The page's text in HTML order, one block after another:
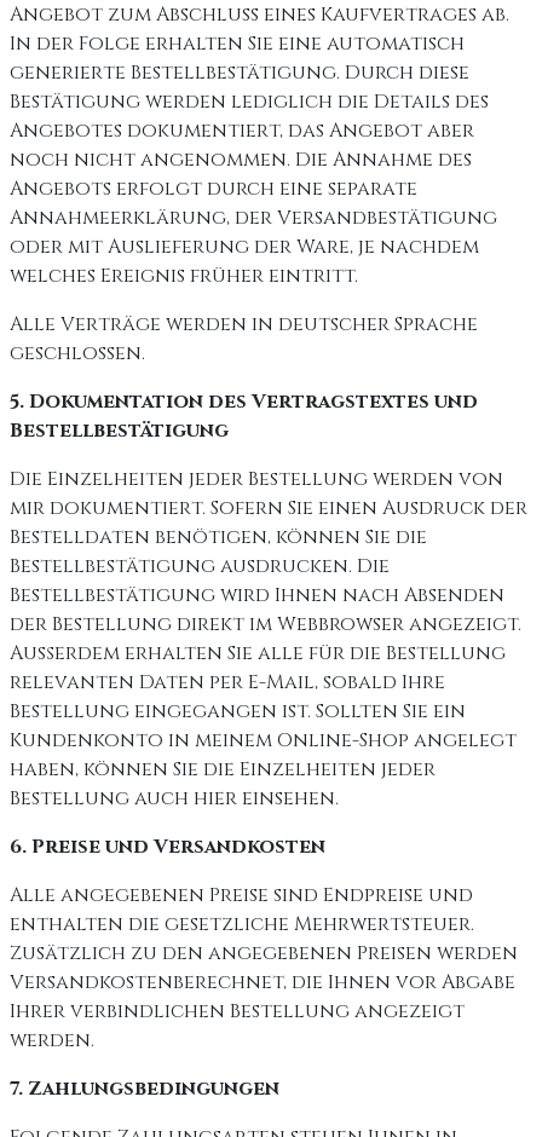
Angebot zum Abschluss eines Kaufvertrages ab.
In der Folge erhalten Sie eine automatisch
generierte Bestellbestätigung. Durch diese
Bestätigung werden lediglich die Details des
Angebotes dokumentiert, das Angebot aber
noch nicht angenommen. Die Annahme des
Angebots erfolgt durch eine separate
Annahmeerklärung, der Versandbestätigung
oder mit Auslieferung der Ware, je nachdem
welches Ereignis früher eintritt.
Alle Verträge werden in deutscher Sprache
geschlossen.
5. Dokumentation des Vertragstextes und
Bestellbestätigung
Die Einzelheiten jeder Bestellung werden von
mir dokumentiert. Sofern Sie einen Ausdruck der
Bestelldaten benötigen, können Sie die
Bestellbestätigung ausdrucken. Die
Bestellbestätigung wird Ihnen nach Absenden
der Bestellung direkt im Webbrowser angezeigt.
Außerdem erhalten Sie alle für die Bestellung
relevanten Daten per E-Mail, sobald Ihre
Bestellung eingegangen ist. Sollten Sie ein
Kundenkonto in meinem Online-Shop angelegt
haben, können Sie die Einzelheiten jeder
Bestellung auch hier einsehen.
6. Preise und Versandkosten
Alle angegebenen Preise sind Endpreise und
enthalten die gesetzliche Mehrwertsteuer.
Zusätzlich zu den angegebenen Preisen werden
Versandkostenberechnet, die Ihnen vor Abgabe
Ihrer verbindlichen Bestellung angezeigt
werden.
7. Zahlungsbedingungen